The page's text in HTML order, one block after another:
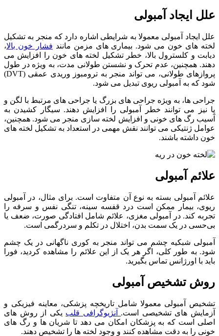
علل ایجاد آمبولی
علل ایجاد آمبولی معمولا به شرایطی اشاره دارد که منجر به تشکیل
لخته‌ های خون می ‌شود. بیماری‌ های مزمن مانند فشار خون بالا،
دیابت و کلسترول بالا، خطر تشکیل لخته ‌های خون را افزایش می
دهند. همچنین، عدم تحرک و نشستن طولانی مدت، به ویژه در طول
پروازهای طولانی، می ‌تواند منجر به ترومبوز وریدی عمقی (DVT)
شود که به آمبولی ریوی تبدیل می شود.
جراحی‌ ها، به ویژه جراحی‌ های بزرگ یا جراحی‌ های مرتبط با لگن و
پا نیز می‌ توانند خطر آمبولی را افزایش دهند. سیگار کشیدن به
آسیب رگ‌ های خونی و افزایش لخته ‌سازی منجر می‌ شود. همچنین،
عوامل ژنتیکی می ‌توانند نقش مهمی در استعداد به تشکیل لخته ‌های
خون داشته باشند.
علائم آمبولی
علائم آمبولی بسته به نوع آن متفاوت است. برای مثال، در آمبولی
ریوی، بیمار ممکن است درد قفسه سینه، تنگی نفس و سرفه را
تجربه کند. در آمبولی مغزی، علائم شامل افتادگی صورت، ضعف یا
بی‌حسی در یک سمت بدن، اختلال در تکلم و سردرگمی است.
آمبولی شبکیه چشم می‌ تواند منجر به کوری ناگهانی در یک چشم
شود. به طور کلی، اگر هر یک از این علائم را مشاهده کردید، فورا
باید با اورژانس تماس بگیرید.
روش تشخیص آمبولی
تشخیص آمبولی معمولا شامل تاریخچه پزشکی، معاینه فیزیکی و
آزمایش ‌های تشخیصی است. آنژیوگرافی قلب یکی از روش ‌های
اصلی است که به پزشکان امکان می ‌دهد تا شریان‌ ها و رگ‌ های
خونی را به‌ دقت مشاهده کنند و وجود لخته ‌ها را تشخیص دهند.